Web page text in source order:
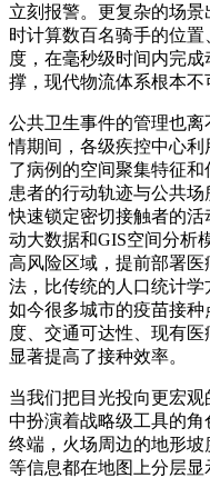
立刻报警。更复杂的场
时计算数百名骑手的位
度，在毫秒级时间内完
撑，现代物流体系根本不
公共卫生事件的管理也
情期间，各级疾控中心
了病例的空间聚集特征
患者的行动轨迹与公共
快速锁定密切接触者的
动大数据和GIS空间分析
高风险区域，提前部署
法，比传统的人口统计学
如今很多城市的疫苗接
度、交通可达性、现有
显著提高了接种效率。
当我们把目光投向更宏
中扮演着战略级工具的
终端，火场周边的地形
等信息都在地图上分层